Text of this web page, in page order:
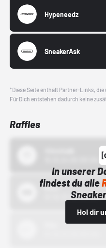
Hypeneedz
SneakerAsk
*Diese Seite enthält Partner-Links,
Für Dich entstehen dadurch keine
Raffles
In unserer
findest du alle
Hol dir
Bstn
01.10.22 00:00 Uhr